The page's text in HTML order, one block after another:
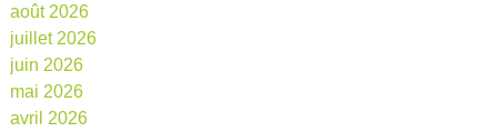
août 2026
juillet 2026
juin 2026
mai 2026
avril 2026